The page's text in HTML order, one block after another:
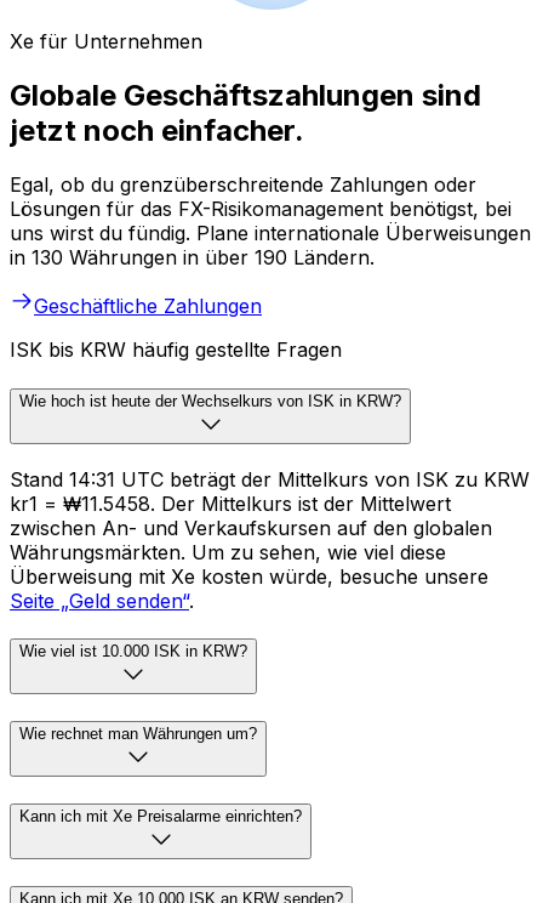
Xe für Unternehmen
Globale Geschäftszahlungen sind
jetzt noch einfacher.
Egal, ob du grenzüberschreitende Zahlungen oder
Lösungen für das FX-Risikomanagement benötigst, bei
uns wirst du fündig. Plane internationale Überweisungen
in 130 Währungen in über 190 Ländern.
Geschäftliche Zahlungen
ISK bis KRW häufig gestellte Fragen
Wie hoch ist heute der Wechselkurs von ISK in KRW?
Stand 14:31 UTC beträgt der Mittelkurs von ISK zu KRW
kr1 = ₩11.5458. Der Mittelkurs ist der Mittelwert
zwischen An- und Verkaufskursen auf den globalen
Währungsmärkten. Um zu sehen, wie viel diese
Überweisung mit Xe kosten würde, besuche unsere
Seite „Geld senden“.
Wie viel ist 10.000 ISK in KRW?
Wie rechnet man Währungen um?
Kann ich mit Xe Preisalarme einrichten?
Kann ich mit Xe 10.000 ISK an KRW senden?